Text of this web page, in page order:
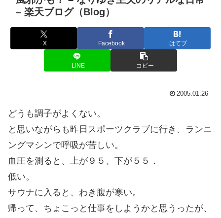
– 楽天ブログ（Blog）
X Facebook はてブ
LINE コピー
2005.01.26
どうも調子がよくない。
と思いながらも昨日スポーツクラブに行き、ランニ
ングマシンで呼吸が苦しい。
血圧を測ると、上が９５、下が５５．
低い。
サウナに入ると、わき腹が寒い。
帰って、ちょこっと仕事をしようかと思うったが、